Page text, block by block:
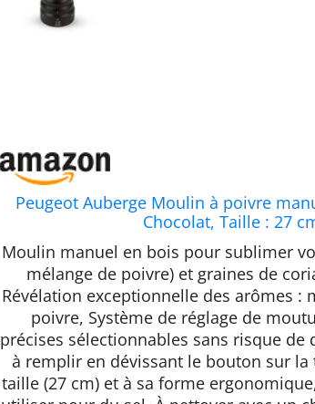
Peugeot Auberge Moulin à poivre
Chocolat, Taille : 27
Moulin manuel en bois pour sublimer
mélange de poivre) et graines de
Révélation exceptionnelle des arômes :
poivre, Système de réglage de
précises sélectionnables sans risque de
à remplir en dévissant le bouton sur la
taille (27 cm) et à sa forme